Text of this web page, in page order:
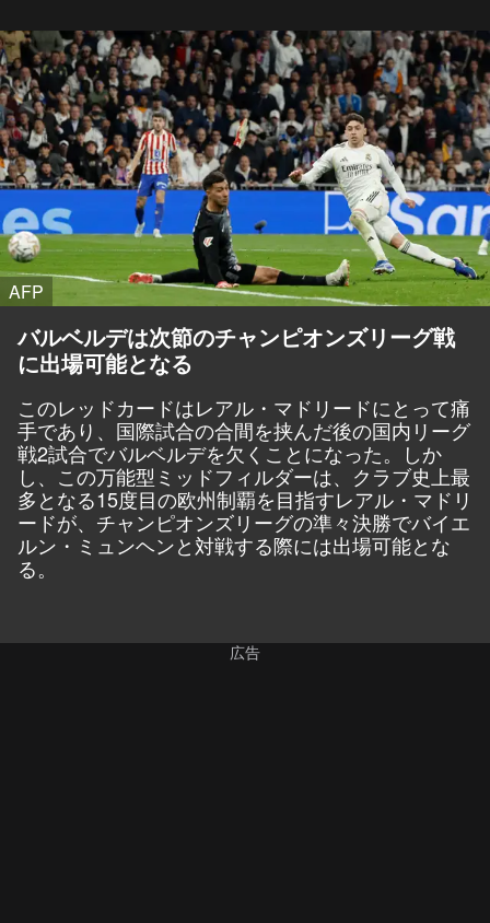
AFP
バルベルデは次節のチャンピオンズリーグ戦
に出場可能となる
このレッドカードはレアル・マドリードにとって痛
手であり、国際試合の合間を挟んだ後の国内リーグ
戦2試合でバルベルデを欠くことになった。しか
し、この万能型ミッドフィルダーは、クラブ史上最
多となる15度目の欧州制覇を目指すレアル・マドリ
ードが、チャンピオンズリーグの準々決勝でバイエ
ルン・ミュンヘンと対戦する際には出場可能とな
る。